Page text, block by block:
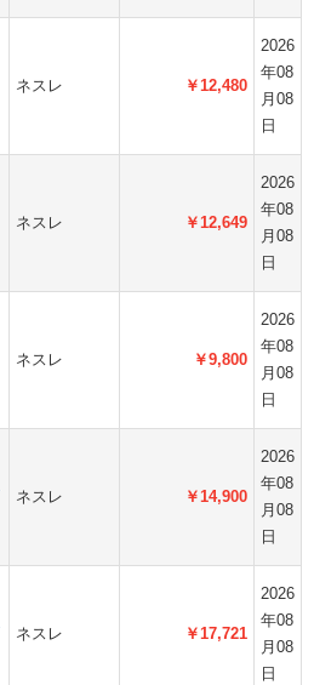
ネスレ ￥12,480
2026
年08
月08
日
ネスレ ￥12,649
2026
年08
月08
日
ネスレ ￥9,800
2026
年08
月08
日
ネスレ ￥14,900
2026
年08
月08
日
ネスレ ￥17,721
2026
年08
月08
日